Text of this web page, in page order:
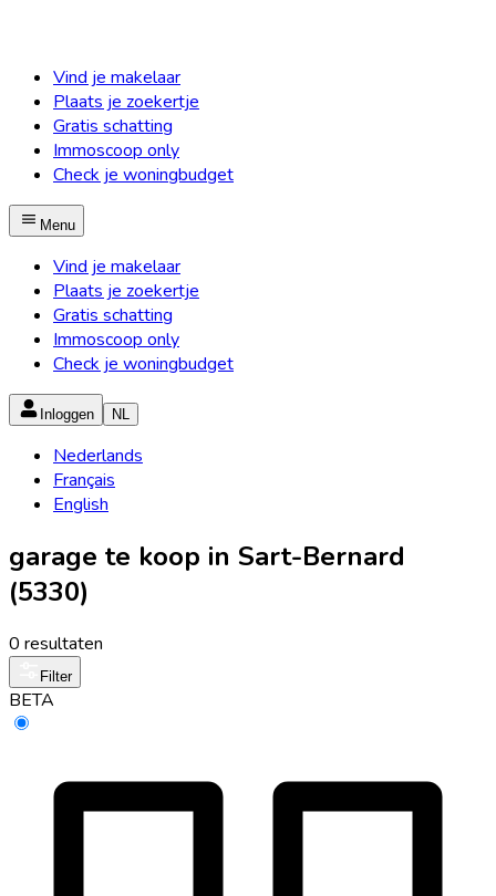
Vind je makelaar
Plaats je zoekertje
Gratis schatting
Immoscoop only
Check je woningbudget
Menu
Vind je makelaar
Plaats je zoekertje
Gratis schatting
Immoscoop only
Check je woningbudget
Inloggen NL
Nederlands
Français
English
garage te koop in Sart-Bernard
(5330)
0 resultaten
Filter
BETA